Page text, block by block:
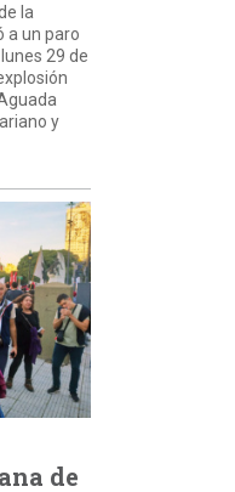
la
a un paro
29 de
y
de